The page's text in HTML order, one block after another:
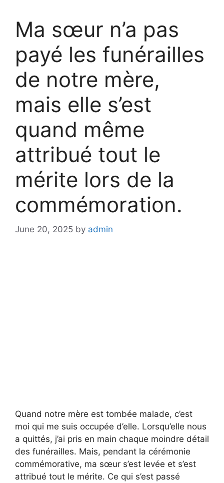
Ma sœur n’a pas
payé les funérailles
de notre mère,
mais elle s’est
quand même
attribué tout le
mérite lors de la
commémoration.
June 20, 2025 by admin
Quand notre mère est tombée malade, c’est
moi qui me suis occupée d’elle. Lorsqu’elle nous
a quittés, j’ai pris en main chaque moindre détail
des funérailles. Mais, pendant la cérémonie
commémorative, ma sœur s’est levée et s’est
attribué tout le mérite. Ce qui s’est passé